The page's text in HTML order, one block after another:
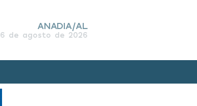
ANADIA/AL
6 de agosto de 2026